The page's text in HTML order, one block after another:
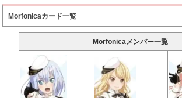
Morfonicaカード一覧
Morfonicaメンバー一覧